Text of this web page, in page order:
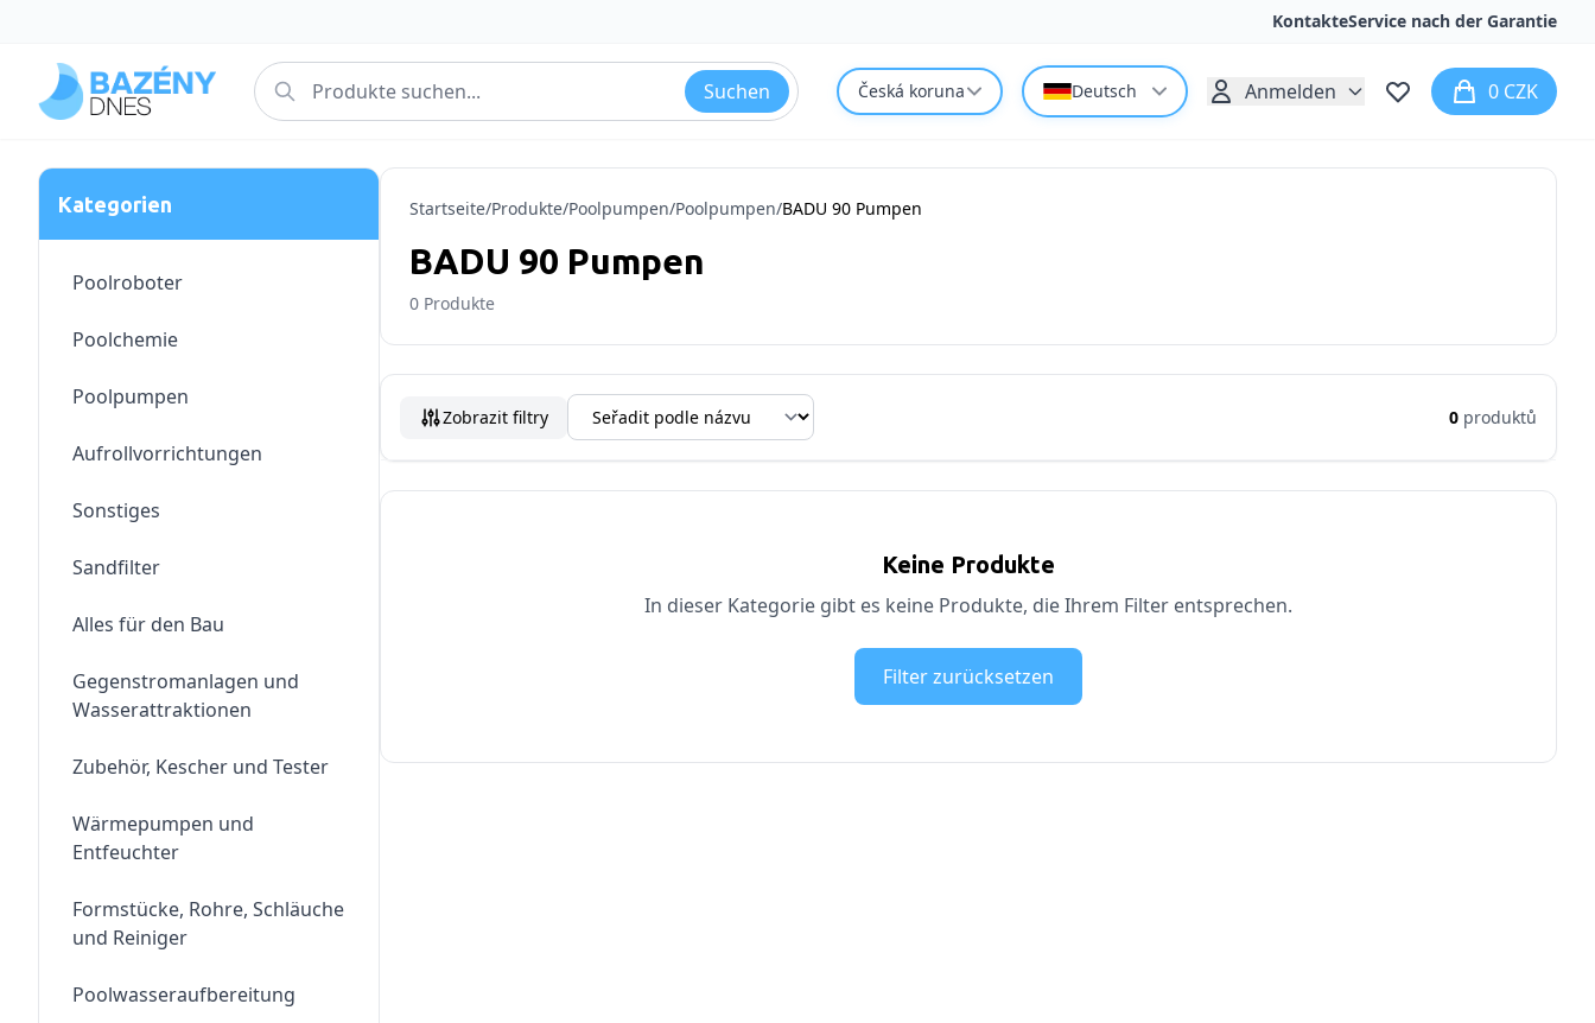
KontakteService nach der Garantie
Suchen Česká koruna Deutsch Anmelden 0 CZK
Kategorien
Poolroboter
Poolchemie
Poolpumpen
Aufrollvorrichtungen
Sonstiges
Sandfilter
Alles für den Bau
Gegenstromanlagen und
Wasserattraktionen
Zubehör, Kescher und Tester
Wärmepumpen und
Entfeuchter
Formstücke, Rohre, Schläuche
und Reiniger
Poolwasseraufbereitung
Startseite/Produkte/Poolpumpen/Poolpumpen/BADU 90 Pumpen
BADU 90 Pumpen
0 Produkte
Zobrazit filtry 0 produktů
Keine Produkte
In dieser Kategorie gibt es keine Produkte, die Ihrem Filter entsprechen.
Filter zurücksetzen